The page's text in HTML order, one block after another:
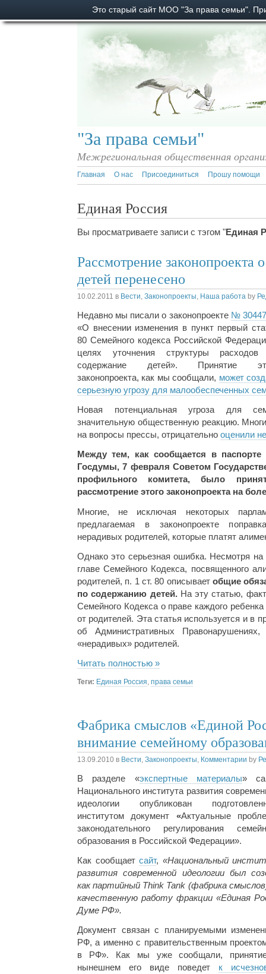
Это старый сайт МОО "За права семьи".
"За права семьи"
Межрегиональная общественная
Главная О нас Присоединиться Прошу помощи
Единая Россия
Вы просматриваете записи с тэгом "Единая
Рассмотрение законопроекта
детей перенесено
10.02.2011 в Вести, Законопроекты, Наша работа by
Недавно мы писали о законопроекте №
«О внесении изменения в пункт первый
80 Семейного кодекса Российской
целях уточнения структуры
содержание детей». Принятие
законопроекта, как мы сообщали, может
серьезную угрозу для малообеспеченных
Новая потенциальная угроза для
значительную общественную реакцию.
на вопросы прессы, отрицательно оценили
Между тем, как сообщается в паспорте
Госдумы, 7 февраля Советом
профильного комитета, было
рассмотрение этого законопроекта на
Многие, не исключая некоторых
предлагаемая в законопроекте
нерадивых родителей, которые платят
Однако это серьезная ошибка. Несмотря на
главе Семейного Кодекса, посвященного
родителей, п. 1 ст. 80 описывает общие
по содержанию детей. На эту статью,
Семейного Кодекса о праве каждого
от родителей. Эта статья используется и в
об Административных
«нерадивых» родителей.
Читать полностью »
Теги: Единая Россия, права семьи
Фабрика смыслов «Единой
внимание семейному
13.09.2010 в Вести, Законопроекты, Комментарии by
В разделе «экспертные материалы»
Национального института развития
идеологии опубликован
институтом документ «Актуальные
законодательного регулирования
образования в Российской Федерации».
Как сообщает сайт, «Национальный
развития современной идеологии был
как партийный Think Tank (фабрика
качественную работу фракции «Единая
Думе РФ».
Документ связан с планируемыми
РФ, а именно с правительственным
в РФ». Как мы уже сообщали, принятие
нынешнем его виде поведет к